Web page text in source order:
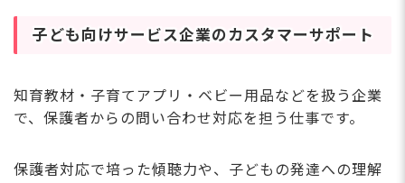
子ども向けサービス企業のカスタマーサポート
知育教材・子育てアプリ・ベビー用品などを扱う企業
で、保護者からの問い合わせ対応を担う仕事です。
保護者対応で培った傾聴力や、子どもの発達への理解